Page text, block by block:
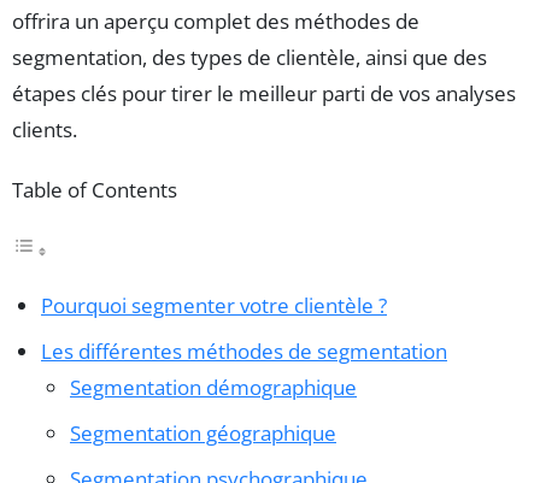
offrira un aperçu complet des méthodes de
segmentation, des types de clientèle, ainsi que des
étapes clés pour tirer le meilleur parti de vos analyses
clients.
Table of Contents
Pourquoi segmenter votre clientèle ?
Les différentes méthodes de segmentation
Segmentation démographique
Segmentation géographique